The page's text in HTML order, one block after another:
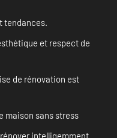
tendances.
et respect de
de rénovation est
maison sans stress
intelligemment